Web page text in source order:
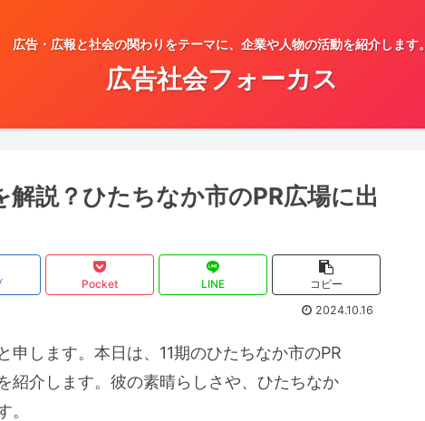
広告・広報と社会の関わりをテーマに、企業や人物の活動を紹介します。
広告社会フォーカス
説？ひたちなか市のPR広場に出
Pocket LINE
コピー
2024.10.16
申します。本日は、11期のひたちなか市のPR
紹介します。彼の素晴らしさや、ひたちなか
。